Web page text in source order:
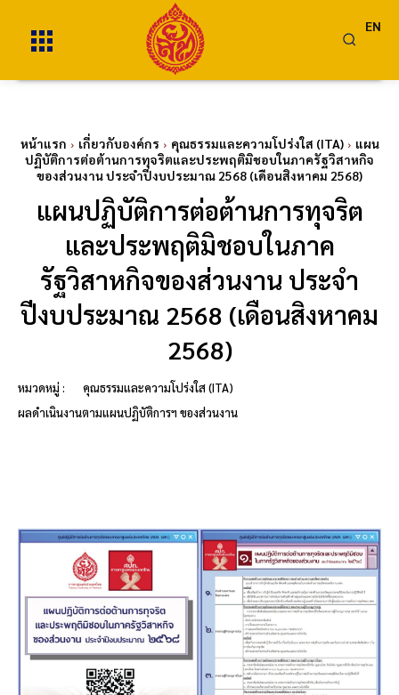
EN
หน้าแรก เกี่ยวกับองค์กร คุณธรรมและความโปร่งใส (ITA)
แผน
ปฏิบัติการต่อต้านการทุจริตและประพฤติมิชอบในภาครัฐวิสาหกิจ
ของส่วนงาน ประจำปีงบประมาณ 2568 (เดือนสิงหาคม 2568)
แผนปฏิบัติการต่อต้านการทุจริต
และประพฤติมิชอบในภาค
รัฐวิสาหกิจของส่วนงาน ประจำ
ปีงบประมาณ 2568 (เดือนสิงหาคม
2568)
หมวดหมู่ :
คุณธรรมและความโปร่งใส (ITA)
ผลดำเนินงานตามแผนปฏิบัติการฯ ของส่วนงาน